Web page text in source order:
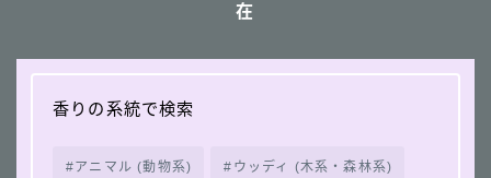
在
香りの系統で検索
アニマル (動物系) ウッディ (木系・森林系)